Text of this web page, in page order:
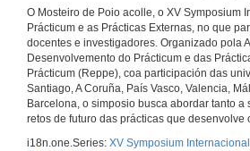
O Mosteiro de Poio acolle, o XV Symposium
Prácticum e as Prácticas Externas, no que
docentes e investigadores. Organizado pola
Desenvolvemento do Prácticum e das
Prácticum (Reppe), coa participación das
Santiago, A Coruña, País Vasco, Valencia,
Barcelona, o simposio busca abordar tanto a
retos de futuro das prácticas que
i18n.one.Series: XV Symposium